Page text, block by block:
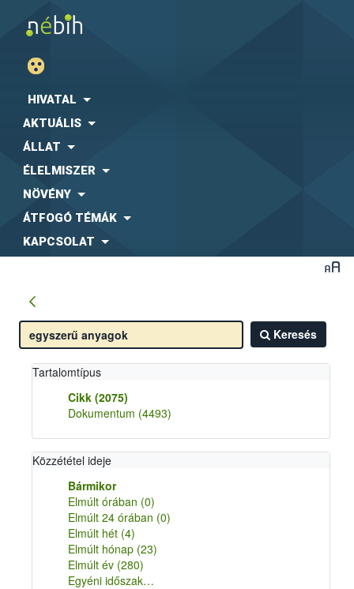
HIVATAL
AKTUÁLIS
ÁLLAT
ÉLELMISZER
NÖVÉNY
ÁTFOGÓ TÉMÁK
KAPCSOLAT
Keresés
Tartalomtípus
Cikk (2075)
Dokumentum (4493)
Közzététel ideje
Bármikor
Elmúlt órában (0)
Elmúlt 24 órában (0)
Elmúlt hét (4)
Elmúlt hónap (23)
Elmúlt év (280)
Egyéni időszak…